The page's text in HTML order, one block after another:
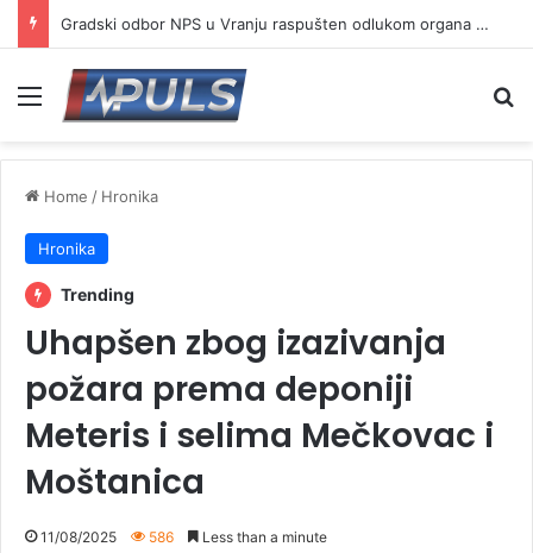
Gradski odbor NPS u Vranju raspušten odlukom organa stranke
Menu
Home / Hronika
Hronika
Trending
Uhapšen zbog izazivanja
požara prema deponiji
Meteris i selima Mečkovac i
Moštanica
11/08/2025 586 Less than a minute